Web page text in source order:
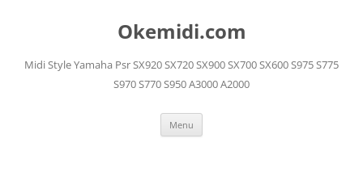
Okemidi.com
Midi Style Yamaha Psr SX920 SX720 SX900 SX700 SX600 S975 S775
S970 S770 S950 A3000 A2000
Menu